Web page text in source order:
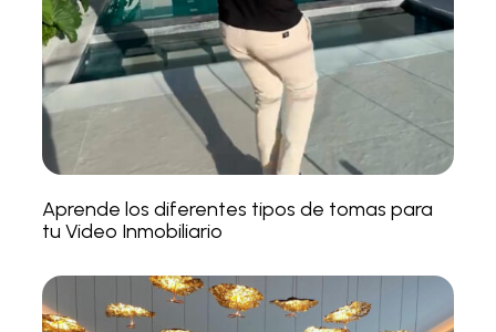
Aprende los diferentes tipos de tomas para
tu Video Inmobiliario